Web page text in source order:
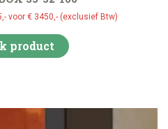
voor € 3450,- (exclusief Btw)
product